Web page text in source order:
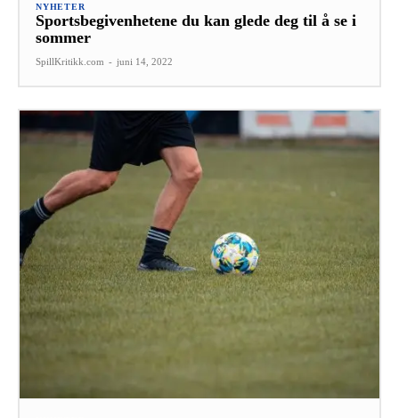
NYHETER
Sportsbegivenhetene du kan glede deg til å se i
sommer
SpillKritikk.com - juni 14, 2022